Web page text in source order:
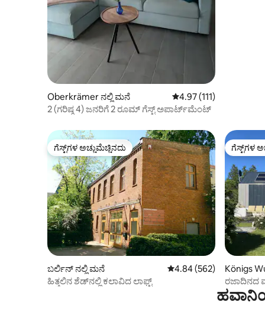
Oberkrämer ನಲ್ಲಿ ಮನೆ 5 ರಲ್ಲಿ 4.97 ಸರಾಸರಿ
4.97 (111)
2 (ಗರಿಷ್ಠ 4) ಜನರಿಗೆ 2 ರೂಮ್ ಗೆಸ್ಟ್ ಅಪಾರ್ಟ್‌ಮೆಂಟ್
ಗೆಸ್ಟ್‌ಗಳ ಅಚ್ಚುಮೆಚ್ಚಿನದು
ಗೆಸ್ಟ್‌ಗಳ ಅಚ್ಚುಮೆಚ್ಚಿನದು
ಬರ್ಲಿನ್ ನಲ್ಲಿ ಮನೆ 5 ರಲ್ಲಿ 4.84 ಸರಾಸರಿ
4.84 (562)
ಹಿತ್ತಲಿನ ಶೆಡ್‌ನಲ್ಲಿ ಕಲಾವಿದ ಲಾಫ್ಟ್
ಗೆಸ್ಟ್‌ಗಳ
ಗೆಸ್ಟ್‌ಗಳ
Königs
ನೆ
ರಜಾದಿನದ